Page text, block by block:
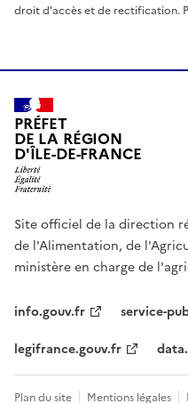
droit d'accès et de rectification.
PRÉFET
DE LA RÉGION
D'ÎLE-DE-FRANCE
Site officiel de la direction
de l'Alimentation, de
ministère en charge de
info.gouv.fr
service-
legifrance.gouv.fr
Plan du site Mentions légales